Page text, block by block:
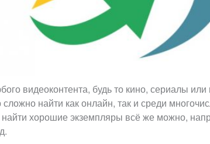
видеоконтента, будь то кино, сериалы
найти как онлайн, так и среди
хорошие экземпляры всё же можно,